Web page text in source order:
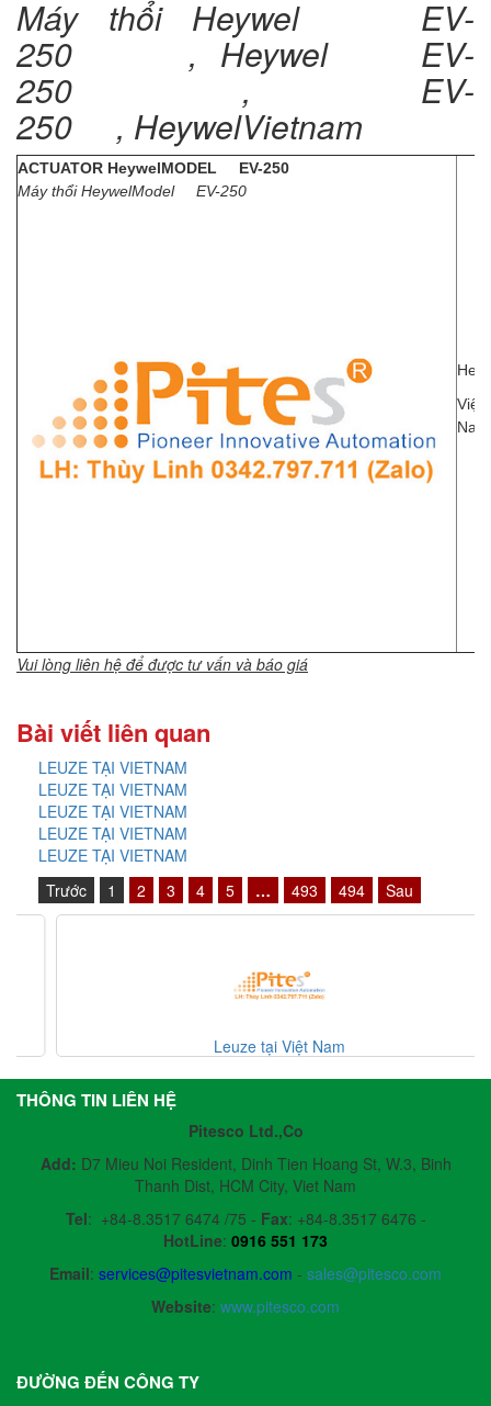
Máy thổi Heywel EV-
250 , Heywel EV-
250 , EV-
250 , HeywelVietnam
ACTUATOR HeywelMODEL EV-250
Máy thổi HeywelModel EV-250
Việt
Nam
Vui lòng liên hệ để được tư vấn và báo giá
Bài viết liên quan
LEUZE TẠI VIETNAM
LEUZE TẠI VIETNAM
LEUZE TẠI VIETNAM
LEUZE TẠI VIETNAM
LEUZE TẠI VIETNAM
Trước
1 2 3 4 5 … 493 494 Sau
Leuze tại Việt Nam
THÔNG TIN LIÊN HỆ
Pitesco Ltd.,Co
Add: D7 Mieu Noi Resident, Dinh Tien Hoang St, W.3, Binh
Thanh Dist, HCM City, Viet Nam
Tel: +84-8.3517 6474 /75 - Fax: +84-8.3517 6476 -
HotLine: 0916 551 173
Email: services@pitesvietnam.com - sales@pitesco.com
Website: www.pitesco.com
ĐƯỜNG ĐẾN CÔNG TY